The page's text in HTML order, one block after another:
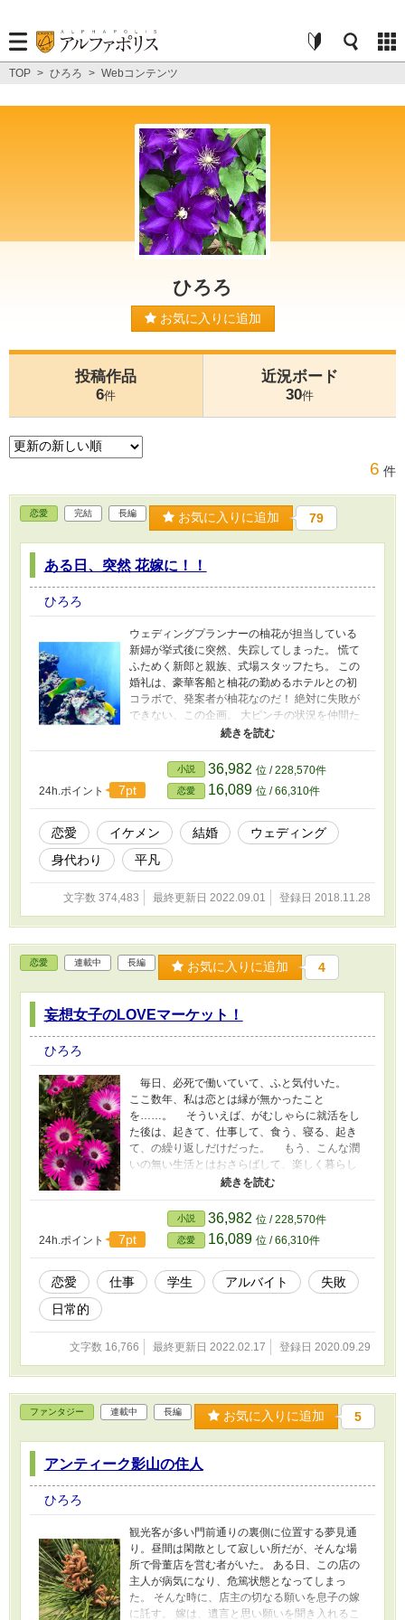
TOP > ひろろ > Webコンテンツ
ひろろ
お気に入りに追加
投稿作品
6件
近況ボード
30件
6 件
恋愛 完結 長編 お気に入りに追加 79
ある日、突然 花嫁に！！
ひろろ
ウェディングプランナーの柚花が担当している
新婦が挙式後に突然、失踪してしまった。 慌て
ふためく新郎と親族、式場スタッフたち。 この
婚礼は、豪華客船と柚花の勤めるホテルとの初
コラボで、発案者が柚花なのだ！ 絶対に失敗が
できない、この企画。 大ピンチの状況を仲間た
ちと、どうにか乗り越えようと奮闘する物語な
り、登場人物名、会社名、法人名、地名等は、
全て架空のものでございます。 御了承下さいま
せ。 ※ ページタイトル欄に★がある所は挿絵を
いれてあります。
24h.ポイント 7pt
小説 36,982 位 / 228,570件
恋愛 16,089 位 / 66,310件
恋愛 イケメン 結婚
ウェディング
身代わり
平凡
文字数 374,483 最終更新日 2022.09.01 登録日 2018.11.28
恋愛 連載中 長編 お気に入りに追加 4
妄想女子のLOVEマーケット！
ひろろ
毎日、必死で働いていて、ふと気付いた。
ここ数年、私は恋とは縁が無かったこと
を……。 そういえば、がむしゃらに就活をし
た後は、起きて、仕事して、食う、寝る、起き
て、の繰り返しだけだった。 もう、こんな潤
いの無い生活とはおさらばして、楽しく暮らし
たーい！ ……と思う私は、桂木と申します。 こ
24h.ポイント 7pt
小説 36,982 位 / 228,570件
恋愛 16,089 位 / 66,310件
恋愛 仕事 学生 アルバイト
失敗
日常的
文字数 16,766 最終更新日 2022.02.17 登録日 2020.09.29
ファンタジー 連載中 長編 お気に入りに追加 5
アンティーク影山の住人
ひろろ
観光客が多い門前通りの裏側に位置する夢見通
り。昼間は閑散として寂しい所だが、そんな場
所で骨董店を営む者がいた。 ある日、この店の
主人が病気になり、危篤状態となってしまっ
た。 そんな時に、店主の切なる願いを息子の嫁
に託す。 嫁は、遺言と思い願いを聞き入れるこ